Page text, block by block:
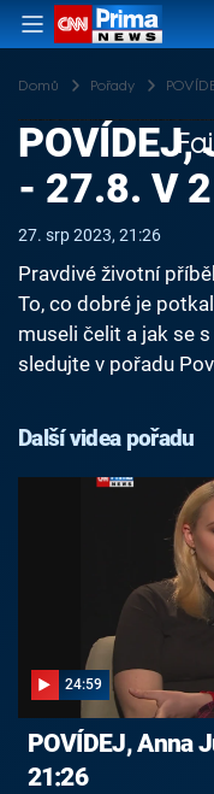
Domů Pořady
POVÍDEJ,
- 27.8. V
27. srp 2023, 21:26
Pravdivé životní
To, co dobré je
museli čelit a jak se
sledujte v pořadu
Další videa pořadu
24:59
POVÍDEJ, Anna
21:26